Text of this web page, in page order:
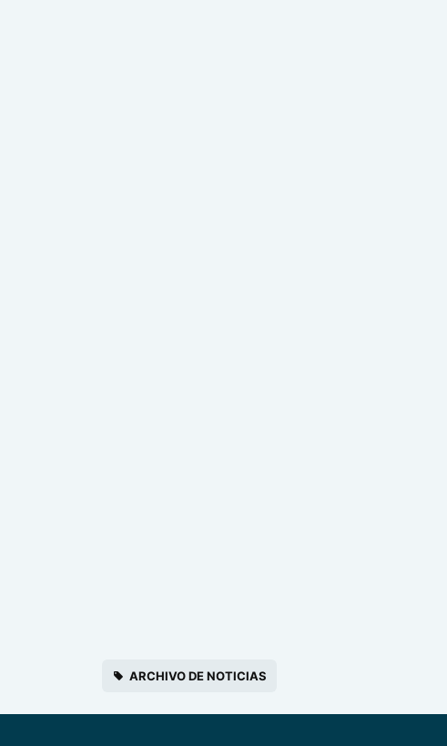
ARCHIVO DE NOTICIAS